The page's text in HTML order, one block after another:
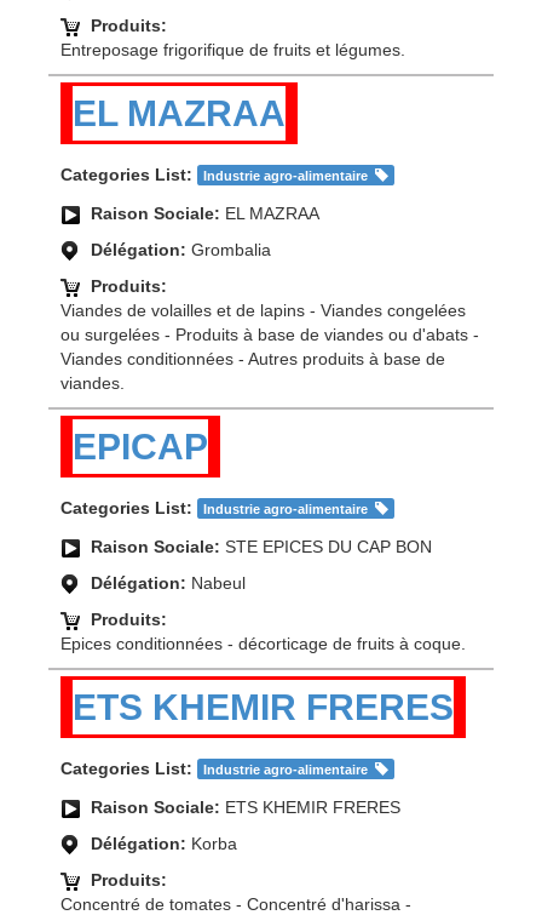
Produits:
Entreposage frigorifique de fruits et légumes.
EL MAZRAA
Categories List: Industrie agro-alimentaire
Raison Sociale: EL MAZRAA
Délégation: Grombalia
Produits:
Viandes de volailles et de lapins - Viandes congelées
ou surgelées - Produits à base de viandes ou d'abats -
Viandes conditionnées - Autres produits à base de
viandes.
EPICAP
Categories List: Industrie agro-alimentaire
Raison Sociale: STE EPICES DU CAP BON
Délégation: Nabeul
Produits:
Epices conditionnées - décorticage de fruits à coque.
ETS KHEMIR FRERES
Categories List: Industrie agro-alimentaire
Raison Sociale: ETS KHEMIR FRERES
Délégation: Korba
Produits:
Concentré de tomates - Concentré d'harissa -